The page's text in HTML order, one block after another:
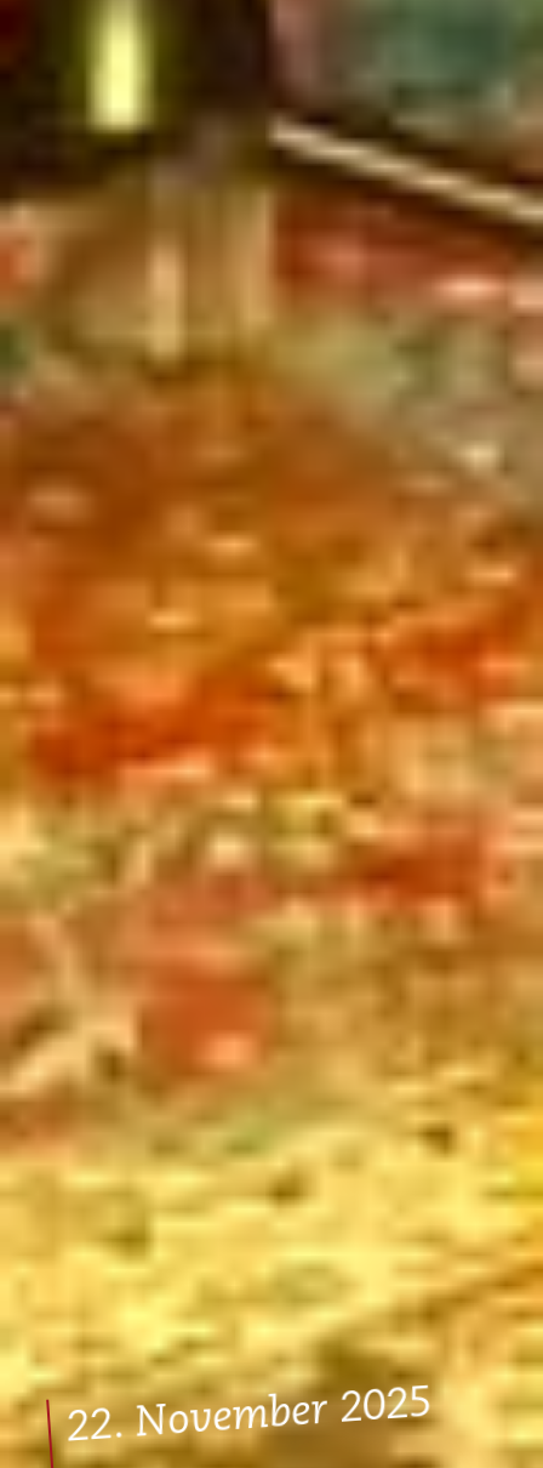
22. November 2025